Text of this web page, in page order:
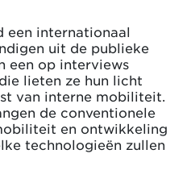
een internationaal
uit de publieke
een op interviews
lieten ze hun licht
van interne mobiliteit.
de conventionele
en ontwikkeling
technologieën zullen